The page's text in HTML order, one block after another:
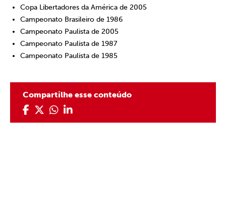
Copa Libertadores da América de 2005
Campeonato Brasileiro de 1986
Campeonato Paulista de 2005
Campeonato Paulista de 1987
Campeonato Paulista de 1985
Compartilhe esse conteúdo